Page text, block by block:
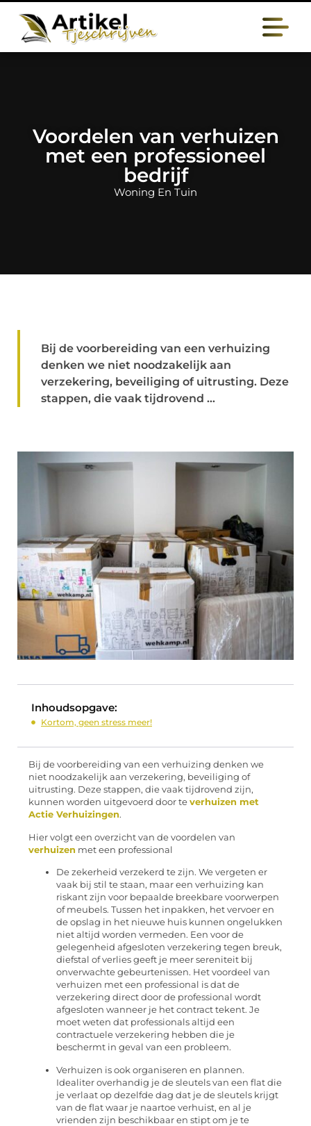
Voordelen van verhuizen
met een professioneel
bedrijf
Woning En Tuin
Bij de voorbereiding van een verhuizing
denken we niet noodzakelijk aan
verzekering, beveiliging of uitrusting. Deze
stappen, die vaak tijdrovend ...
Inhoudsopgave:
Kortom, geen stress meer!
Bij de voorbereiding van een verhuizing denken we
niet noodzakelijk aan verzekering, beveiliging of
uitrusting. Deze stappen, die vaak tijdrovend zijn,
kunnen worden uitgevoerd door te verhuizen met
Actie Verhuizingen.
Hier volgt een overzicht van de voordelen van
verhuizen met een professional
De zekerheid verzekerd te zijn. We vergeten er
vaak bij stil te staan, maar een verhuizing kan
riskant zijn voor bepaalde breekbare voorwerpen
of meubels. Tussen het inpakken, het vervoer en
de opslag in het nieuwe huis kunnen ongelukken
niet altijd worden vermeden. Een voor de
gelegenheid afgesloten verzekering tegen breuk,
diefstal of verlies geeft je meer sereniteit bij
onverwachte gebeurtenissen. Het voordeel van
verhuizen met een professional is dat de
verzekering direct door de professional wordt
afgesloten wanneer je het contract tekent. Je
moet weten dat professionals altijd een
contractuele verzekering hebben die je
beschermt in geval van een probleem.
Verhuizen is ook organiseren en plannen.
Idealiter overhandig je de sleutels van een flat die
je verlaat op dezelfde dag dat je de sleutels krijgt
van de flat waar je naartoe verhuist, en al je
vrienden zijn beschikbaar en stipt om je te